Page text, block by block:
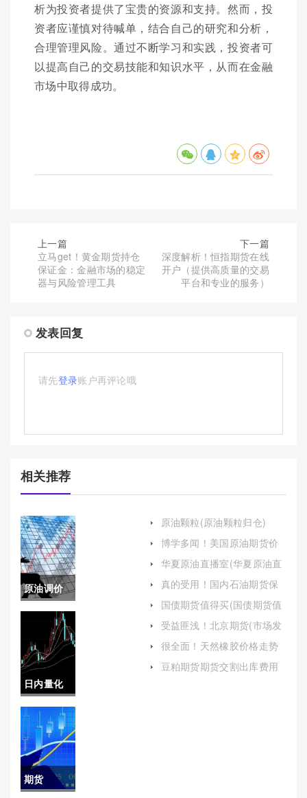
析为投资者提供了宝贵的资源和支持。然而，投
资者应谨慎对待喊单，结合自己的研究和分析，
合理管理风险。通过不断学习和实践，投资者可
以提高自己的交易技能和知识水平，从而在金融
市场中取得成功。
上一篇
立马get！黄金期货持仓
保证金：金融市场的稳定
器与风险管理工具
下一篇
深度解析！恒指期货在线
开户（提供高质量的交易
平台和专业的服务）
发表回复
请先登录账户再评论哦
相关推荐
原油调价
窗口(原油
调价窗口
最新)
日内量化
交易(日内
量化交易
策略)
期货
原油颗粒(原油颗粒归仓)
博学多闻！美国原油期货价
(市场波动与未来展望)
华夏原油直播室(华夏原油直
播室在哪)
真的受用！国内石油期货保
证金（把握国内石油期货市
场的运行规律和投资机会）
国债期货值得买(国债期货值
得买么)
受益匪浅！北京期货(市场发
展与行业自律的典范)
很全面！天然橡胶价格走势
(天然橡胶价格走势图)
豆粕期货期货交割出库费用